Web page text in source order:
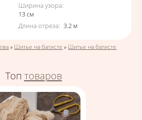
Ширина узора:
13см
Длина отреза: 3.2 м
» Шитье на батисте » Шитье на батисте
Топ товаров